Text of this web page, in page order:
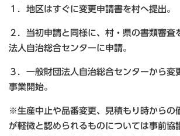
１．地区はすぐに変更申請書を村へ提出。
２．当初申請と同様に、村・県の書類審査
法人自治総合センターに申請。
３．一般財団法人自治総合センターから変
事業開始。
※生産中止や品番変更、見積もり時からの
が軽微と認められるものについては事前協